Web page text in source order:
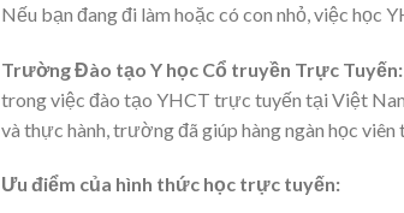
Nếu bạn đang đi làm hoặc có con nhỏ, việc học
Trường Đào tạo Y học Cổ truyền Trực Tuyến:
trong việc đào tạo YHCT trực tuyến tại Việt
và thực hành, trường đã giúp hàng ngàn học
Ưu điểm của hình thức học trực tuyến: